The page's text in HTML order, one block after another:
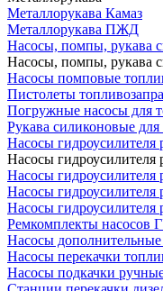
Металлорукава Камаз
Металлорукава ПЖД
Насосы, помпы, рукава
Насосы, помпы, рукава
Насосы помповые
Пистолеты
Погружные насосы для
Рукава силиконовые
Насосы
Насосы
Насосы
Насосы
Насосы
Ремкомплекты насосов
Насосы
Насосы перекачки
Насосы подкачки